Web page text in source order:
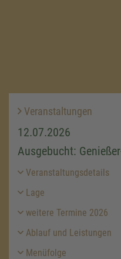
Veranstaltungen
12.07.2026
Ausgebucht:
Veranstaltungsdetails
Lage
weitere Termine 2026
Ablauf und Leistungen
Menüfolge